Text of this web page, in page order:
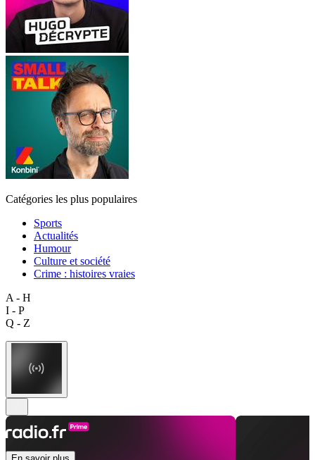
Catégories les plus populaires
Sports
Actualités
Humour
Culture et société
Crime : histoires vraies
A - H
I - P
Q - Z